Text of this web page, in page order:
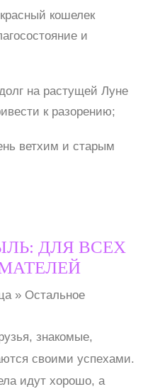
кошелек
и
на растущей Луне
к разорению;
ветхим и старым
ДЛЯ ВСЕХ
» Остальное
знакомые,
своими успехами.
идут хорошо, а